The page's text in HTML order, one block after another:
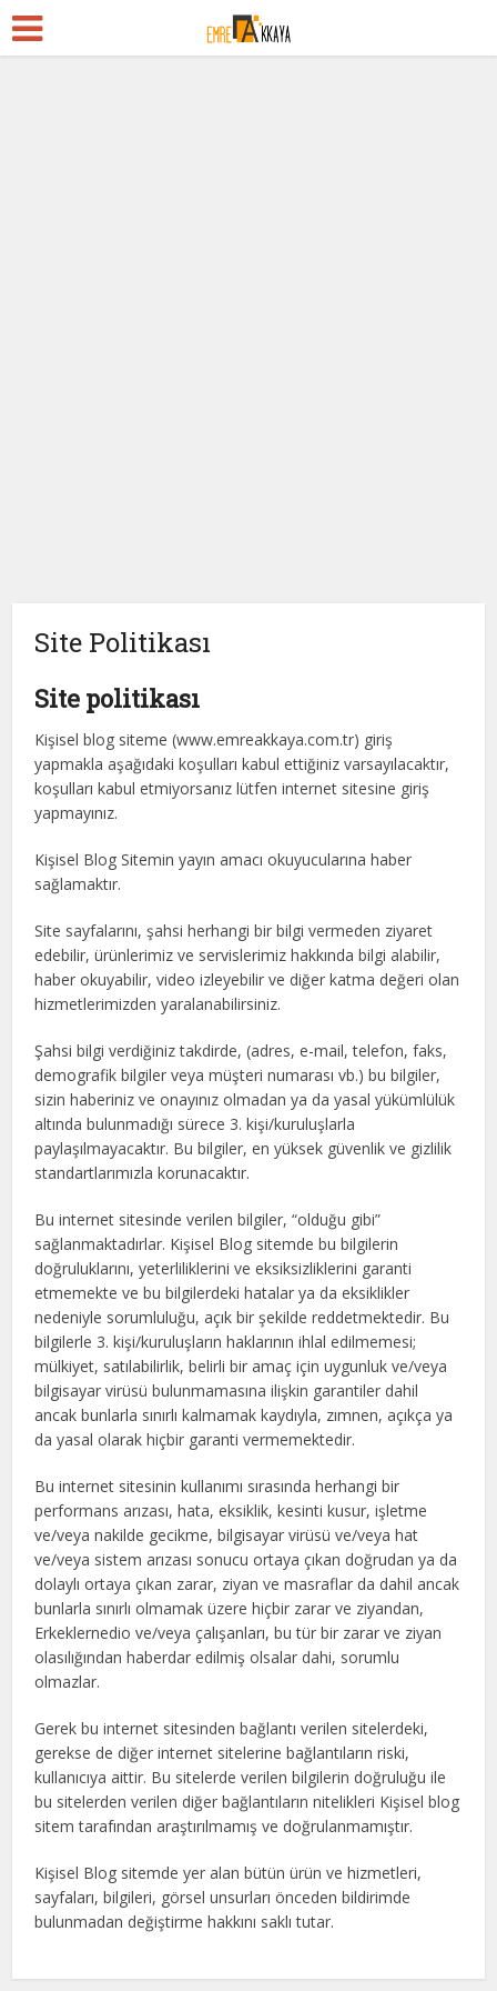
Site Politikası
Site politikası
Kişisel blog siteme (www.emreakkaya.com.tr) giriş
yapmakla aşağıdaki koşulları kabul ettiğiniz varsayılacaktır,
koşulları kabul etmiyorsanız lütfen internet sitesine giriş
yapmayınız.
Kişisel Blog Sitemin yayın amacı okuyucularına haber
sağlamaktır.
Site sayfalarını, şahsi herhangi bir bilgi vermeden ziyaret
edebilir, ürünlerimiz ve servislerimiz hakkında bilgi alabilir,
haber okuyabilir, video izleyebilir ve diğer katma değeri olan
hizmetlerimizden yaralanabilirsiniz.
Şahsi bilgi verdiğiniz takdirde, (adres, e-mail, telefon, faks,
demografik bilgiler veya müşteri numarası vb.) bu bilgiler,
sizin haberiniz ve onayınız olmadan ya da yasal yükümlülük
altında bulunmadığı sürece 3. kişi/kuruluşlarla
paylaşılmayacaktır. Bu bilgiler, en yüksek güvenlik ve gizlilik
standartlarımızla korunacaktır.
Bu internet sitesinde verilen bilgiler, “olduğu gibi”
sağlanmaktadırlar. Kişisel Blog sitemde bu bilgilerin
doğruluklarını, yeterliliklerini ve eksiksizliklerini garanti
etmemekte ve bu bilgilerdeki hatalar ya da eksiklikler
nedeniyle sorumluluğu, açık bir şekilde reddetmektedir. Bu
bilgilerle 3. kişi/kuruluşların haklarının ihlal edilmemesi;
mülkiyet, satılabilirlik, belirli bir amaç için uygunluk ve/veya
bilgisayar virüsü bulunmamasına ilişkin garantiler dahil
ancak bunlarla sınırlı kalmamak kaydıyla, zımnen, açıkça ya
da yasal olarak hiçbir garanti vermemektedir.
Bu internet sitesinin kullanımı sırasında herhangi bir
performans arızası, hata, eksiklik, kesinti kusur, işletme
ve/veya nakilde gecikme, bilgisayar virüsü ve/veya hat
ve/veya sistem arızası sonucu ortaya çıkan doğrudan ya da
dolaylı ortaya çıkan zarar, ziyan ve masraflar da dahil ancak
bunlarla sınırlı olmamak üzere hiçbir zarar ve ziyandan,
Erkeklernedio ve/veya çalışanları, bu tür bir zarar ve ziyan
olasılığından haberdar edilmiş olsalar dahi, sorumlu
olmazlar.
Gerek bu internet sitesinden bağlantı verilen sitelerdeki,
gerekse de diğer internet sitelerine bağlantıların riski,
kullanıcıya aittir. Bu sitelerde verilen bilgilerin doğruluğu ile
bu sitelerden verilen diğer bağlantıların nitelikleri Kişisel blog
sitem tarafından araştırılmamış ve doğrulanmamıştır.
Kişisel Blog sitemde yer alan bütün ürün ve hizmetleri,
sayfaları, bilgileri, görsel unsurları önceden bildirimde
bulunmadan değiştirme hakkını saklı tutar.